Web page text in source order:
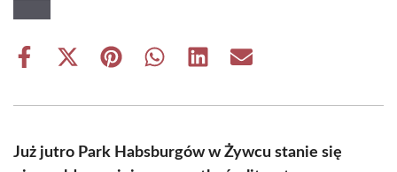
Share
Share
(Twitter)
Share Share Share Share
Już jutro Park Habsburgów w Żywcu stanie się